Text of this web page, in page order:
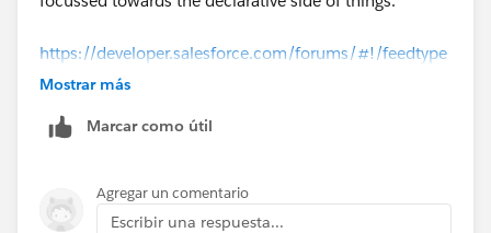
https://developer.salesforce.com/forums/#!/feedtype
=RECENT&criteria=ALLQUESTIONS
http://salesforce.stackexchange.com/
Mostrar más
Marcar como útil
Agregar un comentario
Escribir una respuesta...